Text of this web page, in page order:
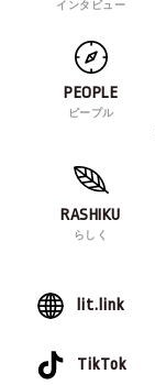
インタビュー
PEOPLE
ピープル
RASHIKU
らしく
lit.link
TikTok